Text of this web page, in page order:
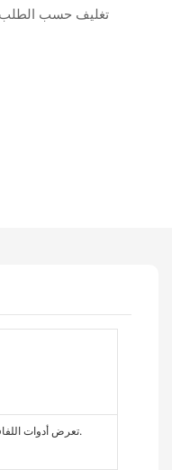
تعرض أدوات اللفافة مجموعة متنوعة من المنتجات الأخرى.